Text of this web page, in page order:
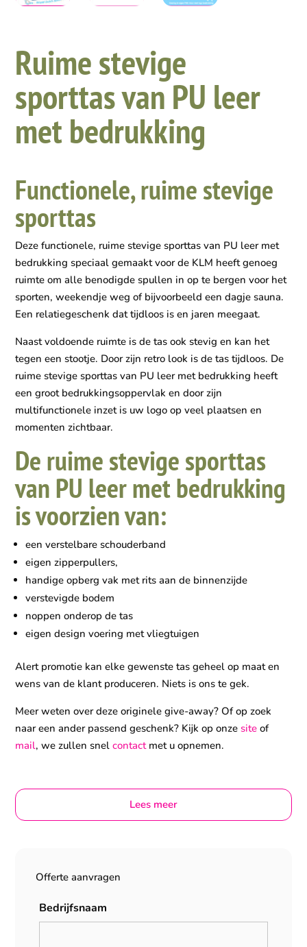
Ruime stevige
sporttas van PU leer
met bedrukking
Functionele, ruime stevige
sporttas
Deze functionele, ruime stevige sporttas van PU leer met
bedrukking speciaal gemaakt voor de KLM heeft genoeg
ruimte om alle benodigde spullen in op te bergen voor het
sporten, weekendje weg of bijvoorbeeld een dagje sauna.
Een relatiegeschenk dat tijdloos is en jaren meegaat.
Naast voldoende ruimte is de tas ook stevig en kan het
tegen een stootje. Door zijn retro look is de tas tijdloos. De
ruime stevige sporttas van PU leer met bedrukking heeft
een groot bedrukkingsoppervlak en door zijn
multifunctionele inzet is uw logo op veel plaatsen en
momenten zichtbaar.
De ruime stevige sporttas
van PU leer met bedrukking
is voorzien van:
een verstelbare schouderband
eigen zipperpullers,
handige opberg vak met rits aan de binnenzijde
verstevigde bodem
noppen onderop de tas
eigen design voering met vliegtuigen
Alert promotie kan elke gewenste tas geheel op maat en
wens van de klant produceren. Niets is ons te gek.
Meer weten over deze originele give-away? Of op zoek
naar een ander passend geschenk? Kijk op onzesite of
mail, we zullen snelcontactmet u opnemen.
Lees meer
Offerte aanvragen
Bedrijfsnaam